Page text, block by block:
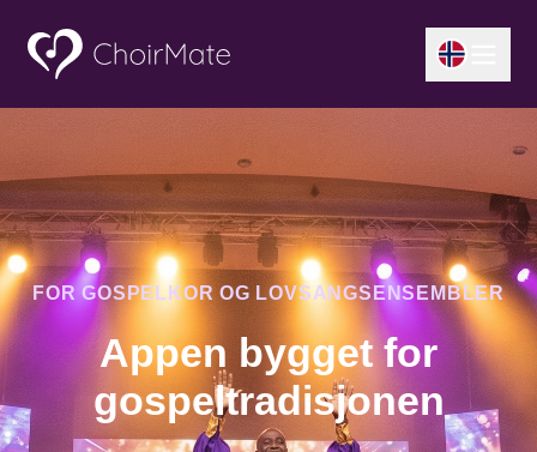
FOR GOSPELKOR OG LOVSANGSENSEMBLER
Appen bygget for
gospeltradisjonen